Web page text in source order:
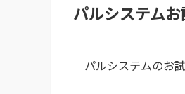
パルシステム
パルシステムのお